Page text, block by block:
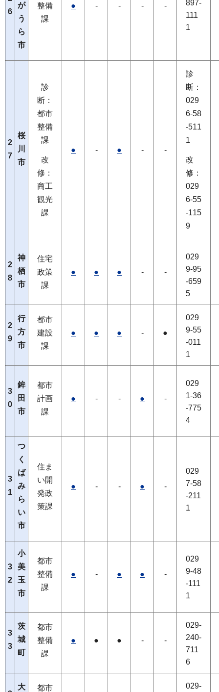
6
が
う
ら
市
整備
課
● - - - -
897-
111
1
2
7
桜
川
市
診
断：
都市
整備
課
改
修：
商工
観光
課
● - ● - -
診
断：
029
6-58
-511
1
改
修：
029
6-55
-115
9
2
8
神
栖
市
住宅
政策
課
● ● ● - -
029
9-95
-659
5
2
9
行
方
市
都市
建設
課
● ● ● - ●
029
9-55
-011
1
3
0
鉾
田
市
都市
計画
課
● - - ● -
029
1-36
-775
4
3
1
つ
く
ば
み
ら
い
市
住ま
い開
発政
策課
● - - ● -
029
7-58
-211
1
3
2
小
美
玉
市
都市
整備
課
● - ● ● -
029
9-48
-111
1
3
3
茨
城
町
都市
整備
課
● ● ● - -
029-
240-
711
6
大 都市 029-